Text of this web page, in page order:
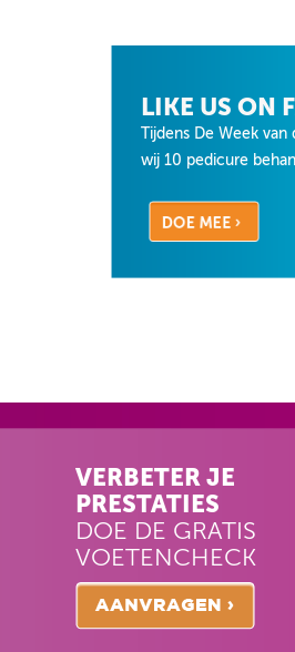
LIKE US ON
Tijdens De Week
wij 10 pedicure
VERBETER JE
PRESTATIES
DOE DE GRATIS
VOETENCHECK